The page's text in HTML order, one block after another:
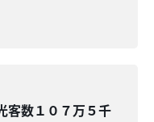
客数１０７万５千